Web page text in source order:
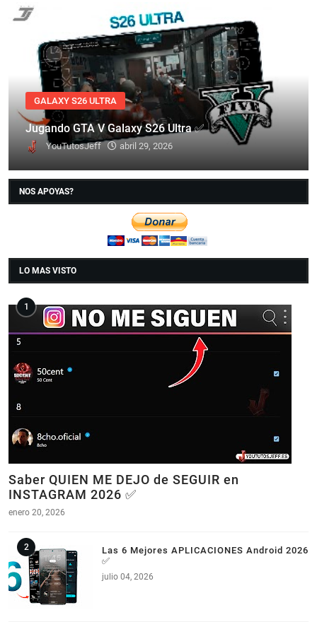
GALAXY S26 ULTRA
Jugando GTA V Galaxy S26 Ultra ✅
YouTutosJeff abril 29, 2026
NOS APOYAS?
LO MAS VISTO
Saber QUIEN ME DEJO de SEGUIR en
INSTAGRAM 2026 ✅
enero 20, 2026
Las 6 Mejores APLICACIONES Android 2026
✅
julio 04, 2026